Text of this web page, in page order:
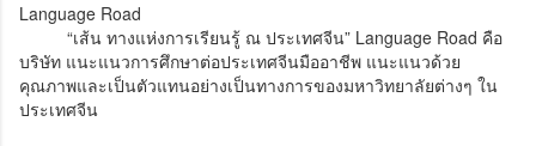
Language Road
“เส้น ทางแห่งการเรียนรู้ ณ ประเทศจีน” Language Road คือ
บริษัท แนะแนวการศึกษาต่อประเทศจีนมืออาชีพ แนะแนวด้วย
คุณภาพและเป็นตัวแทนอย่างเป็นทางการของมหาวิทยาลัยต่างๆ ใน
ประเทศจีน